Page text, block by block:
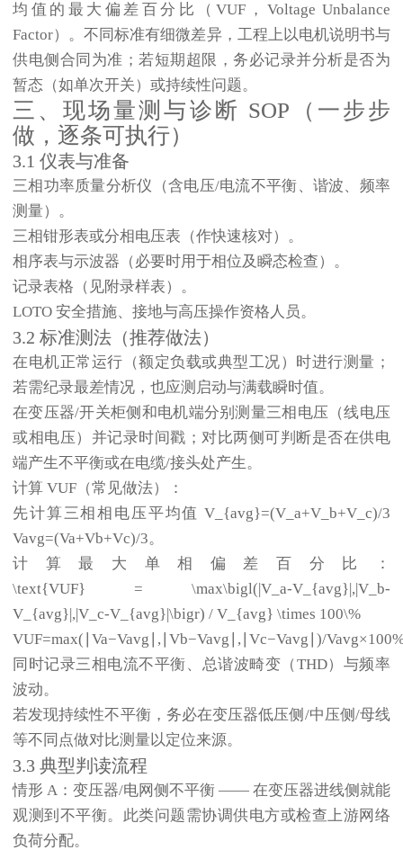
均值的最大偏差百分比（VUF，Voltage Unbalance
Factor）。不同标准有细微差异，工程上以电机说明书与
供电侧合同为准；若短期超限，务必记录并分析是否为
暂态（如单次开关）或持续性问题。
三、现场量测与诊断 SOP（一步步
做，逐条可执行）
3.1 仪表与准备
三相功率质量分析仪（含电压/电流不平衡、谐波、频率
测量）。
三相钳形表或分相电压表（作快速核对）。
相序表与示波器（必要时用于相位及瞬态检查）。
记录表格（见附录样表）。
LOTO 安全措施、接地与高压操作资格人员。
3.2 标准测法（推荐做法）
在电机正常运行（额定负载或典型工况）时进行测量；
若需纪录最差情况，也应测启动与满载瞬时值。
在变压器/开关柜侧和电机端分别测量三相电压（线电压
或相电压）并记录时间戳；对比两侧可判断是否在供电
端产生不平衡或在电缆/接头处产生。
计算 VUF（常见做法）：
先计算三相相电压平均值 V_{avg}=(V_a+V_b+V_c)/3
Vavg=(Va+Vb+Vc)/3。
计算最大单相偏差百分比：
\text{VUF} = \max\bigl(|V_a-V_{avg}|,|V_b-
V_{avg}|,|V_c-V_{avg}|\bigr) / V_{avg} \times 100\%
VUF=max( Va−Vavg , Vb−Vavg , Vc−Vavg )/Vavg×
同时记录三相电流不平衡、总谐波畸变（THD）与频率
波动。
若发现持续性不平衡，务必在变压器低压侧/中压侧/母线
等不同点做对比测量以定位来源。
3.3 典型判读流程
情形 A：变压器/电网侧不平衡 —— 在变压器进线侧就能
观测到不平衡。此类问题需协调供电方或检查上游网络
负荷分配。